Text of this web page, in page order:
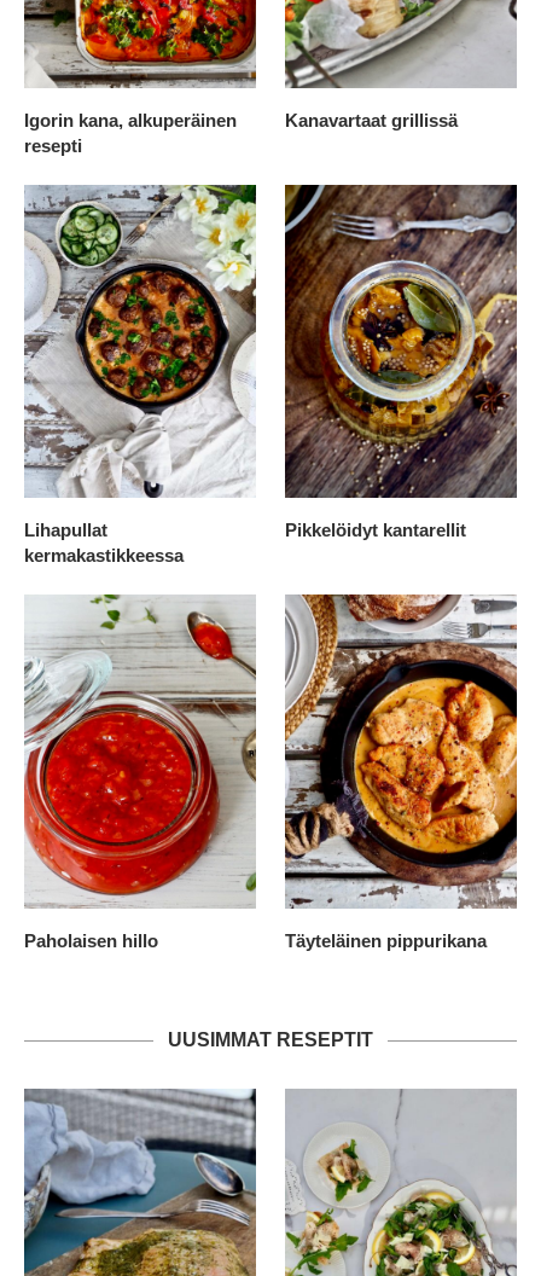
Igorin kana, alkuperäinen
resepti
Kanavartaat grillissä
Lihapullat
kermakastikkeessa
Pikkelöidyt kantarellit
Paholaisen hillo Täyteläinen pippurikana
UUSIMMAT RESEPTIT